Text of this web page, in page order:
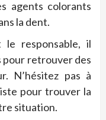
agents colorants
la dent.
le responsable, il
pour retrouver des
N’hésitez pas à
pour trouver la
situation.